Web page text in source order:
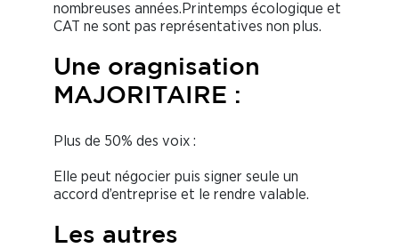
nombreuses années.Printemps écologique et
CAT ne sont pas représentatives non plus.
Une oragnisation
MAJORITAIRE :
Plus de 50% des voix :
Elle peut négocier puis signer seule un
accord d’entreprise et le rendre valable.
Les autres